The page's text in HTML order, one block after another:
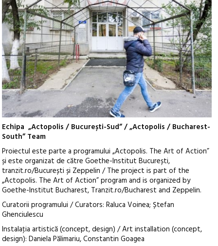
Echipa „Actopolis / București-Sud” / „Actopolis / Bucharest-
South” Team
Proiectul este parte a programului „Actopolis. The Art of Action”
și este organizat de către Goethe-Institut București,
tranzit.ro/București și Zeppelin / The project is part of the
„Actopolis. The Art of Action” program and is organized by
Goethe-Institut Bucharest, Tranzit.ro/Bucharest and Zeppelin.
Curatorii programului / Curators: Raluca Voinea; Ștefan
Ghenciulescu
Instalaţia artistică (concept, design) / Art installation (concept,
design): Daniela Pălimariu, Constantin Goagea